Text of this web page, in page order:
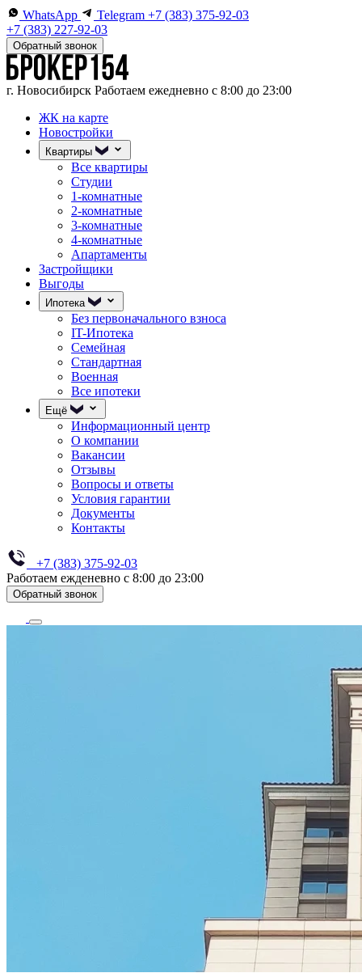
WhatsApp Telegram +7 (383) 375-92-03
+7 (383) 227-92-03
Обратный звонок
г. Новосибирск Работаем ежедневно с 8:00 до 23:00
ЖК на карте
Новостройки
Квартиры
Все квартиры
Студии
1-комнатные
2-комнатные
3-комнатные
4-комнатные
Апартаменты
Застройщики
Выгоды
Ипотека
Без первоначального взноса
IT-Ипотека
Семейная
Стандартная
Военная
Все ипотеки
Ещё
Информационный центр
О компании
Вакансии
Отзывы
Вопросы и ответы
Условия гарантии
Документы
Контакты
+7 (383) 375-92-03
Работаем ежденевно с 8:00 до 23:00
Обратный звонок